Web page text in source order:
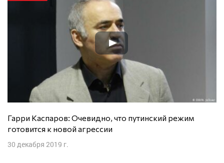
Гарри Каспаров: Очевидно, что путинский режим
готовится к новой агрессии
30 декабря 2019 г.